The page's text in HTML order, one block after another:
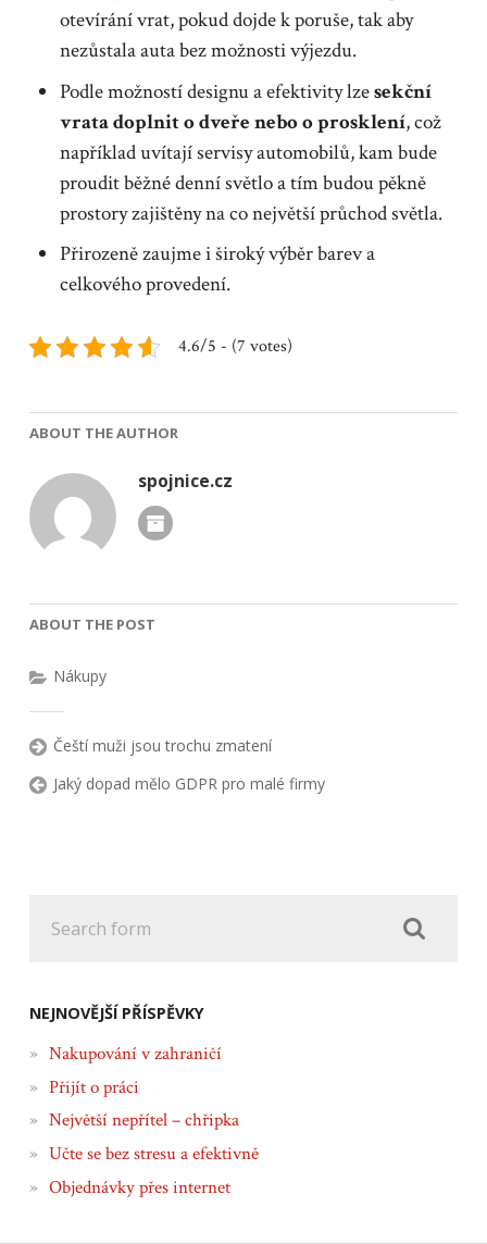
otevírání vrat, pokud dojde k poruše, tak aby
nezůstala auta bez možnosti výjezdu.
Podle možností designu a efektivity lzesekční
vrata doplnit o dveře nebo o prosklení, což
například uvítají servisy automobilů, kam bude
proudit běžné denní světlo a tím budou pěkně
prostory zajištěny na co největší průchod světla.
Přirozeně zaujme i široký výběr barev a
celkového provedení.
4.6/5 - (7 votes)
ABOUT THE AUTHOR
spojnice.cz
ABOUT THE POST
Nákupy
Čeští muži jsou trochu zmatení
Jaký dopad mělo GDPR pro malé firmy
NEJNOVĚJŠÍ PŘÍSPĚVKY
Nakupování v zahraničí
Přijít o práci
Největší nepřítel – chřipka
Učte se bez stresu a efektivně
Objednávky přes internet